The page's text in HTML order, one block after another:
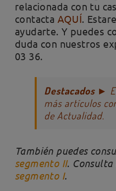
relacionada con tu
contacta AQUÍ.
ayudarte. Y puedes
duda con nuestros
03 36.
Destacados►
más artículos
de Actualidad.
También puedes
segmento II.
segmento I.